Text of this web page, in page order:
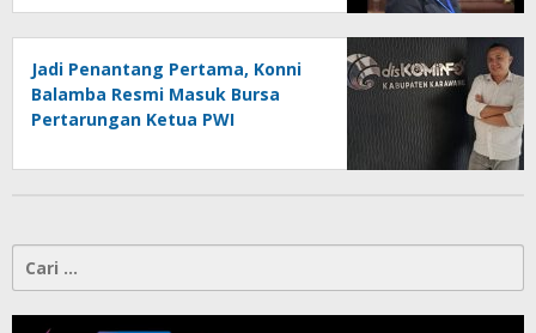
Konspirasi Melanggar Aturan”
Jadi Penantang Pertama, Konni
Balamba Resmi Masuk Bursa
Pertarungan Ketua PWI
Cari